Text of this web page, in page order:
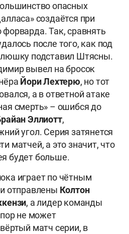
опасных
создаётся при
Так, сравнять
после того, как под
подставил Штясны.
вывел на бросок
Йори Лехтерю, но тот
а в ответной атаке
смерть» – ошибся до
Эллиотт,
угол. Серия затянется
матчей, а это значит, что
будет больше.
играет по чётным
отправлены Колтон
, а лидер команды
не может
матч серии, в